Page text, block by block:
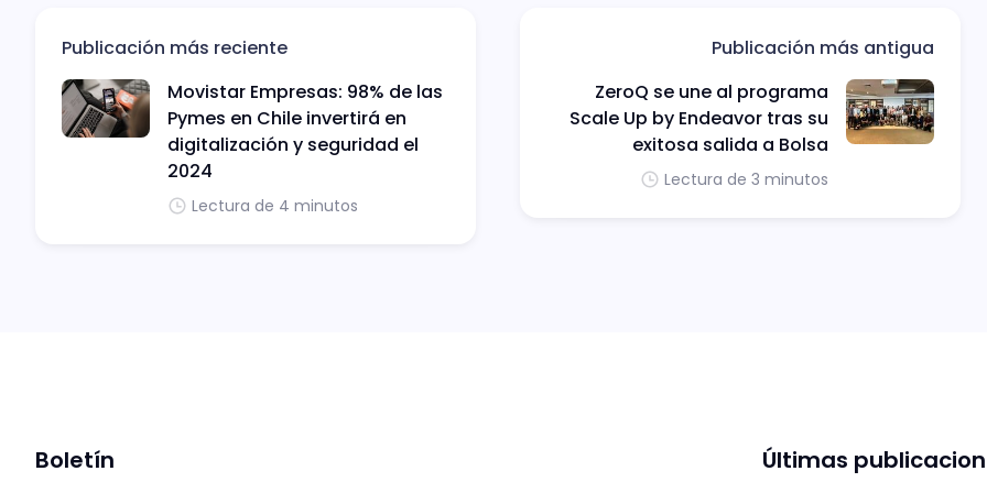
Publicación más reciente
Movistar Empresas: 98% de las
Pymes en Chile invertirá en
digitalización y seguridad el
2024
Lectura de 4 minutos
Publicación más antigua
ZeroQ se une al programa
Scale Up by Endeavor tras su
exitosa salida a Bolsa
Lectura de 3 minutos
Boletín Últimas